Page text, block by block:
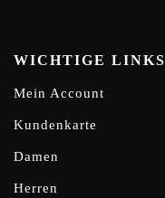
WICHTIGE LINKS
Mein Account
Kundenkarte
Damen
Herren